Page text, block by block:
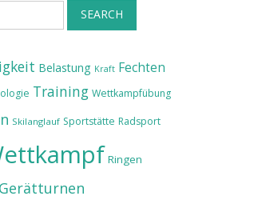
SEARCH
Belastung Kraft Fechten
Training Wettkampfübung
Skilanglauf Sportstätte Radsport
Ringen
Gerätturnen